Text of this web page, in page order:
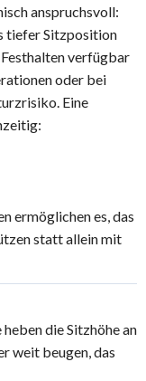
anspruchsvoll:
tiefer Sitzposition
Festhalten verfügbar
oder bei
Eine
ermöglichen es, das
statt allein mit
die Sitzhöhe an
weit beugen, das